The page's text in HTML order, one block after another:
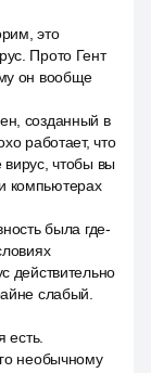
это
Прото Гент
он вообще
созданный в
работает, что
вирус, чтобы вы
компьютерах
была где-
действительно
слабый.
есть.
необычному